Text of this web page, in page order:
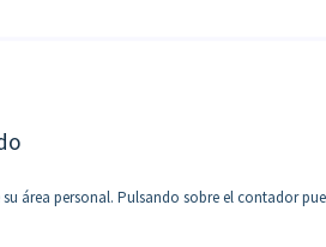
área personal. Pulsando sobre el contador